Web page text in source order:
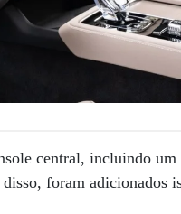
central, incluindo
foram adicionados